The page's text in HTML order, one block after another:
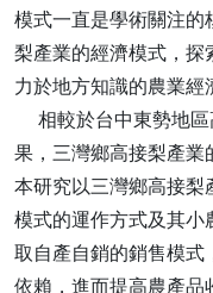
模式一直是學術關注
梨產業的經濟模式，
力於地方知識的農業經
相較於台中東勢地區
果，三灣鄉高接梨產業
本研究以三灣鄉高接
模式的運作方式及其
取自產自銷的銷售模
依賴，進而提高農產